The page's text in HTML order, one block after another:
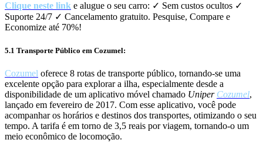
Clique neste link e alugue o seu carro: ✓ Sem custos ocultos ✓
Suporte 24/7 ✓ Cancelamento gratuito. Pesquise, Compare e
Economize até 70%!
5.1 Transporte Público em Cozumel:
Cozumel oferece 8 rotas de transporte público, tornando-se uma
excelente opção para explorar a ilha, especialmente desde a
disponibilidade de um aplicativo móvel chamado Uniper Cozumel,
lançado em fevereiro de 2017. Com esse aplicativo, você pode
acompanhar os horários e destinos dos transportes, otimizando o seu
tempo. A tarifa é em torno de 3,5 reais por viagem, tornando-o um
meio econômico de locomoção.